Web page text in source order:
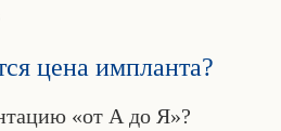
цена импланта?
«от А до Я»?